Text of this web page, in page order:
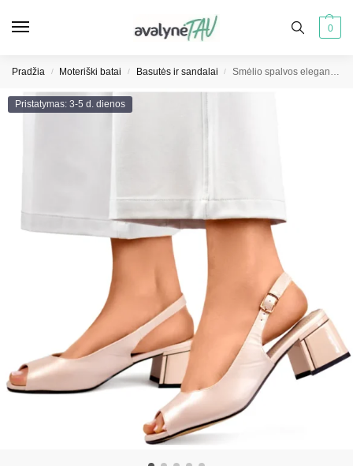
0
Pradžia / Moteriški batai / Basutės ir sandalai / Smėlio spalvos elegantiški moteriški žemi smailianosiai sandalai
Pristatymas: 3-5 d. dienos